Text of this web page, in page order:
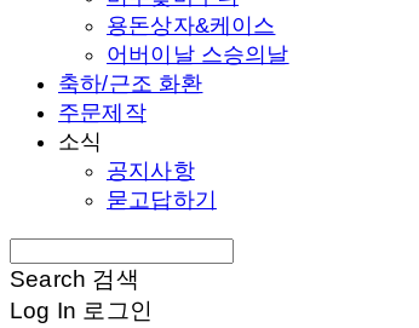
용돈상자&케이스
어버이날 스승의날
축하/근조 화환
주문제작
소식
공지사항
묻고답하기
Search 검색
Log In 로그인